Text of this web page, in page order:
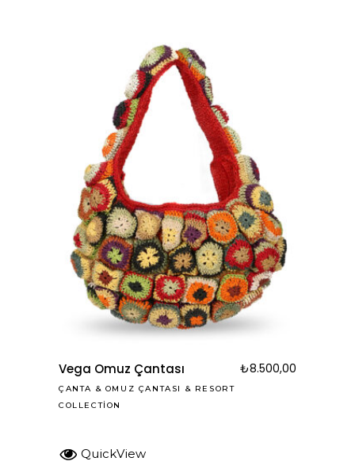
Vega Omuz Çantası ₺8.500,00
ÇANTA & OMUZ ÇANTASI & RESORT
COLLECTION
QuickView